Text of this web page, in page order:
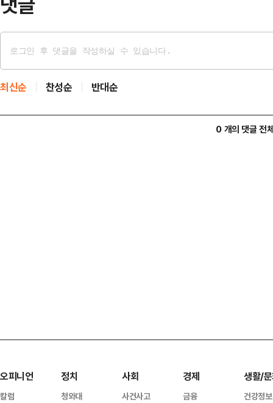
최신순 찬성순 반대순
0 개의 댓글 전
오피니언
칼럼
정치
청와대
사회
사건사고
경제
금융
생활/
건강정보